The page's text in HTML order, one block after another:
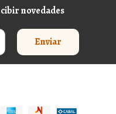
novedades
Enviar